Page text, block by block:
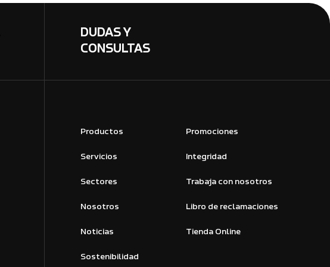
DUDAS Y
CONSULTAS
Productos
Servicios
Sectores
Nosotros
Noticias
Sostenibilidad
Promociones
Integridad
Trabaja con nosotros
Libro de reclamaciones
Tienda Online